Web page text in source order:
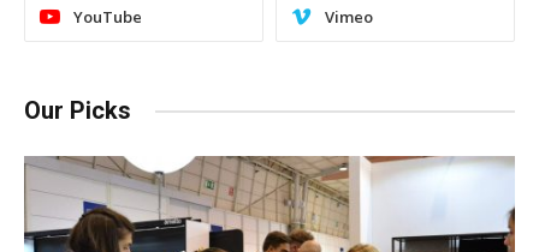
YouTube Vimeo
Our Picks